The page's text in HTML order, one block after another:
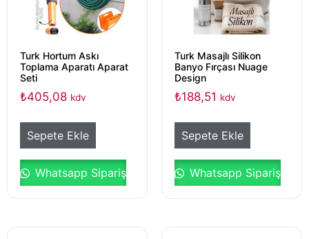
Turk Hortum Askı
Toplama Aparatı Aparat
Seti
₺405,08 kdv
Sepete Ekle
Whatsapp Sipariş
Turk Masajlı Silikon
Banyo Fırçası Nuage
Design
₺188,51 kdv
Sepete Ekle
Whatsapp Sipariş